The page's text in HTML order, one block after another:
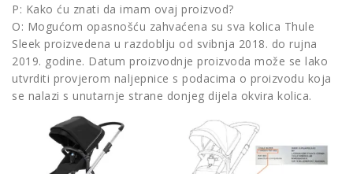
P: Kako ću znati da imam ovaj proizvod?
O: Mogućom opasnošću zahvaćena su sva kolica Thule
Sleek proizvedena u razdoblju od svibnja 2018. do rujna
2019. godine. Datum proizvodnje proizvoda može se lako
utvrditi provjerom naljepnice s podacima o proizvodu koja
se nalazi s unutarnje strane donjeg dijela okvira kolica.